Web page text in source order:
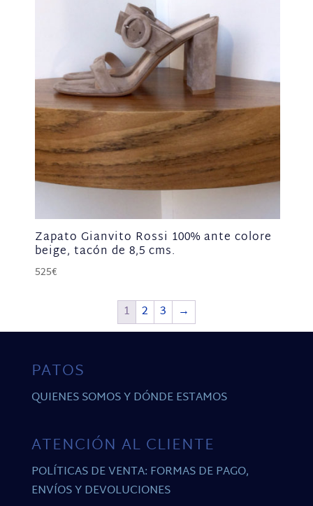
Zapato Gianvito Rossi 100% ante colore
beige, tacón de 8,5 cms.
525€
1 2 3 →
PATOS
QUIENES SOMOS Y DÓNDE ESTAMOS
ATENCIÓN AL CLIENTE
POLÍTICAS DE VENTA: FORMAS DE PAGO,
ENVÍOS Y DEVOLUCIONES